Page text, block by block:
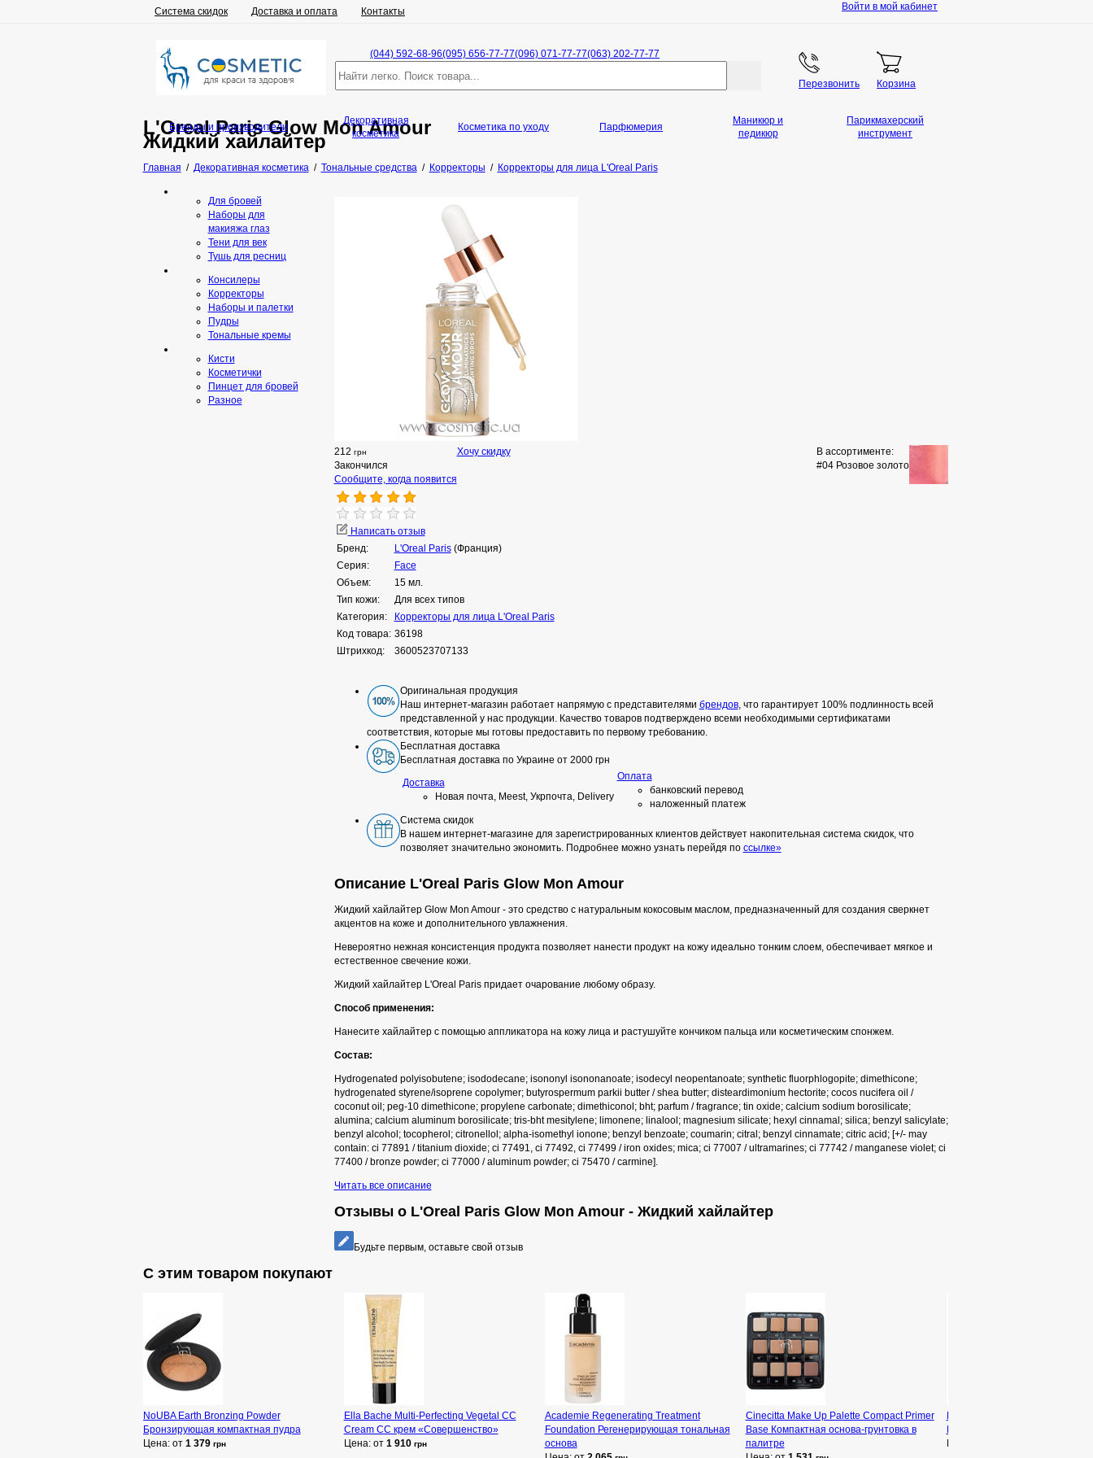
Система скидок Доставка и оплата Контакты Войти в мой кабинет
(044) 592-68-96(095) 656-77-77(096) 071-77-77(063) 202-77-77
Перезвонить Корзина
L'Oreal Paris Glow Mon Amour
Жидкий хайлайтер
Главная / Декоративная косметика/ Тональные средства/ Корректоры / Корректоры для лица L'Oreal Paris
Хочу скидку
В ассортименте:
#04 Розовое золото
212 грн
Закончился
Сообщите, когда появится
Написать отзыв
Бренд:
L'Oreal Paris(Франция)
Серия:
Face
Объем:
15 мл.
Тип кожи:
Для всех типов
Категория:
Корректоры для лица L'Oreal Paris
Код товара: 36198
Штрихкод:
3600523707133
Оригинальная продукция
Наш интернет-магазин работает напрямую с представителями брендов, что гарантирует 100% подлинность всей
представленной у нас продукции. Качество товаров подтверждено всеми необходимыми сертификатами
соответствия, которые мы готовы предоставить по первому требованию.
Бесплатная доставка
Бесплатная доставка по Украине от 2000 грн
Доставка
Новая почта, Meest, Укрпочта, Delivery
Оплата
банковский перевод
наложенный платеж
Система скидок
В нашем интернет-магазине для зарегистрированных клиентов действует накопительная система скидок, что
позволяет значительно экономить. Подробнее можно узнать перейдя по ссылке»
Описание L'Oreal Paris Glow Mon Amour
Жидкий хайлайтер Glow Mon Amour - это средство с натуральным кокосовым маслом, предназначенный для создания сверкнет
акцентов на коже и дополнительного увлажнения.
Невероятно нежная консистенция продукта позволяет нанести продукт на кожу идеально тонким слоем, обеспечивает мягкое и
естественное свечение кожи.
Жидкий хайлайтер L'Oreal Paris придает очарование любому образу.
Способ применения:
Нанесите хайлайтер с помощью аппликатора на кожу лица и растушуйте кончиком пальца или косметическим спонжем.
Состав:
Hydrogenated polyisobutene; isododecane; isononyl isononanoate; isodecyl neopentanoate; synthetic fluorphlogopite; dimethicone;
hydrogenated styrene/isoprene copolymer; butyrospermum parkii butter / shea butter; disteardimonium hectorite; cocos nucifera oil /
coconut oil; peg-10 dimethicone; propylene carbonate; dimethiconol; bht; parfum / fragrance; tin oxide; calcium sodium borosilicate;
alumina; calcium aluminum borosilicate; tris-bht mesitylene; limonene; linalool; magnesium silicate; hexyl cinnamal; silica; benzyl salicylate;
benzyl alcohol; tocopherol; citronellol; alpha-isomethyl ionone; benzyl benzoate; coumarin; citral; benzyl cinnamate; citric acid; [+/- may
contain: ci 77891 / titanium dioxide; ci 77491, ci 77492, ci 77499 / iron oxides; mica; ci 77007 / ultramarines; ci 77742 / manganese violet; ci
77400 / bronze powder; ci 77000 / aluminum powder; ci 75470 / carmine].
Читать все описание
Отзывы о L'Oreal Paris Glow Mon Amour - Жидкий хайлайтер
Будьте первым, оставьте свой отзыв
Бренды и производители
Декоративная
косметика
Косметика по уходу Парфюмерия
Маникюр и
педикюр
Парикмахерский
инструмент
Для бровей
Наборы для
макияжа глаз
Тени для век
Тушь для ресниц
Консилеры
Корректоры
Наборы и палетки
Пудры
Тональные кремы
Кисти
Косметички
Пинцет для бровей
Разное
С этим товаром покупают
NoUBA Earth Bronzing Powder
Бронзирующая компактная пудра
Цена: от 1 379 грн
Ella Bache Multi-Perfecting Vegetal CC
Cream СС крем «Совершенство»
Цена: от 1 910 грн
Academie Regenerating Treatment
Foundation Регенерирующая тональная
основа
Cinecitta Make Up Palette Сompact Primer
Base Компактная основа-грунтовка в
палитре
Declare Hydro Balance CC-
Интенсивно увлажняющий СС-
Цена: от